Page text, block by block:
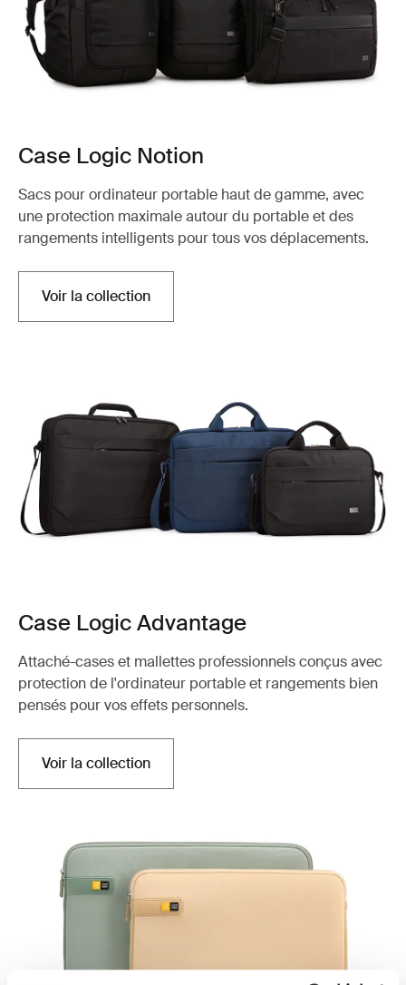
Case Logic Notion
Sacs pour ordinateur portable haut de gamme, avec
une protection maximale autour du portable et des
rangements intelligents pour tous vos déplacements.
Voir la collection
Case Logic Advantage
Attaché-cases et mallettes professionnels conçus avec
protection de l'ordinateur portable et rangements bien
pensés pour vos effets personnels.
Voir la collection